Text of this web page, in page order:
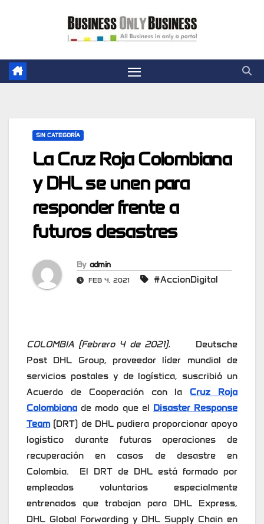
SIN CATEGORÍA
La Cruz Roja Colombiana
y DHL se unen para
responder frente a
futuros desastres
By admin
FEB 4, 2021 #AccionDigital
COLOMBIA (Febrero 4 de 2021). Deutsche
Post DHL Group, proveedor líder mundial de
servicios postales y de logística, suscribió un
Acuerdo de Cooperación con la Cruz Roja
Colombiana de modo que el Disaster Response
Team(DRT) de DHL pudiera proporcionar apoyo
logístico durante futuras operaciones de
recuperación en casos de desastre en
Colombia. El DRT de DHL está formado por
empleados voluntarios especialmente
entrenados que trabajan para DHL Express,
DHL Global Forwarding y DHL Supply Chain en